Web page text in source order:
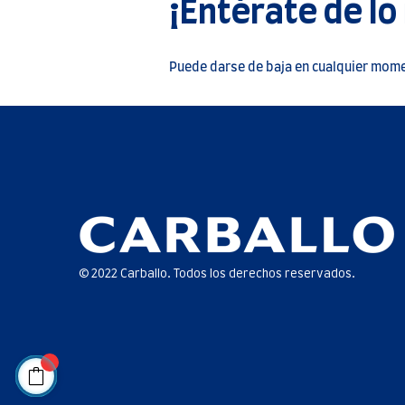
¡Entérate de
Puede darse de baja en cualquier
© 2022 Carballo. Todos los derechos reservados.